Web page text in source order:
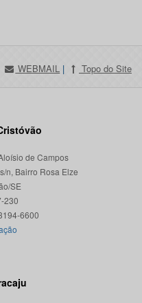
WEBMAIL | Topo do Site
de Campos
n, Bairro Rosa Elze
SE
230